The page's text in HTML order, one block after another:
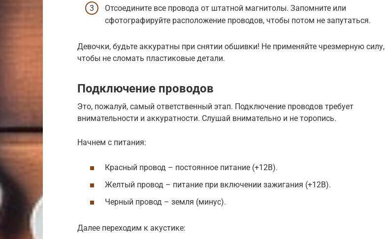
Отсоедините все провода от штатной магнитолы. Запомните или
сфотографируйте расположение проводов, чтобы потом не запутаться.
Девочки, будьте аккуратны при снятии обшивки! Не применяйте чрезмерную силу,
чтобы не сломать пластиковые детали.
Подключение проводов
Это, пожалуй, самый ответственный этап. Подключение проводов требует
внимательности и аккуратности. Слушай внимательно и не торопись.
Начнем с питания:
Красный провод – постоянное питание (+12В).
Желтый провод – питание при включении зажигания (+12В).
Черный провод – земля (минус).
Далее переходим к акустике: